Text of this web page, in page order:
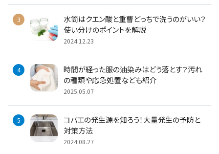
水筒はクエン酸と重曹どっちで洗うのがいい？
使い分けのポイントを解説
2024.12.23
時間が経った服の油染みはどう落とす？汚れ
の種類や応急処置なども紹介
2025.05.07
コバエの発生源を知ろう！大量発生の予防と
対策方法
2024.08.27